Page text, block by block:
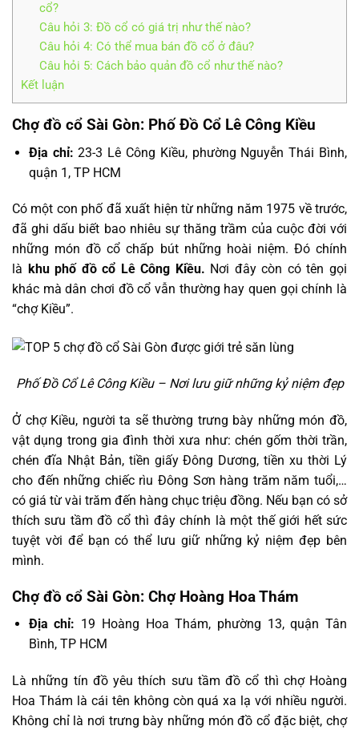
cổ?
Câu hỏi 3: Đồ cổ có giá trị như thế nào?
Câu hỏi 4: Có thể mua bán đồ cổ ở đâu?
Câu hỏi 5: Cách bảo quản đồ cổ như thế nào?
Kết luận
Chợ đồ cổ Sài Gòn: Phố Đồ Cổ Lê Công Kiều
Địa chỉ: 23-3 Lê Công Kiều, phường Nguyễn Thái Bình,
quận 1, TP HCM
Có một con phố đã xuất hiện từ những năm 1975 về trước,
đã ghi dấu biết bao nhiêu sự thăng trầm của cuộc đời với
những món đồ cổ chấp bút những hoài niệm. Đó chính
là khu phố đồ cổ Lê Công Kiều. Nơi đây còn có tên gọi
khác mà dân chơi đồ cổ vẫn thường hay quen gọi chính là
“chợ Kiều”.
Phố Đồ Cổ Lê Công Kiều – Nơi lưu giữ những kỷ niệm đẹp
Ở chợ Kiều, người ta sẽ thường trưng bày những món đồ,
vật dụng trong gia đình thời xưa như: chén gốm thời trần,
chén đĩa Nhật Bản, tiền giấy Đông Dương, tiền xu thời Lý
cho đến những chiếc rìu Đông Sơn hàng trăm năm tuổi,…
có giá từ vài trăm đến hàng chục triệu đồng. Nếu bạn có sở
thích sưu tầm đồ cổ thì đây chính là một thế giới hết sức
tuyệt vời để bạn có thể lưu giữ những kỷ niệm đẹp bên
mình.
Chợ đồ cổ Sài Gòn: Chợ Hoàng Hoa Thám
Địa chỉ: 19 Hoàng Hoa Thám, phường 13, quận Tân
Bình, TP HCM
Là những tín đồ yêu thích sưu tầm đồ cổ thì chợ Hoàng
Hoa Thám là cái tên không còn quá xa lạ với nhiều người.
Không chỉ là nơi trưng bày những món đồ cổ đặc biệt, chợ